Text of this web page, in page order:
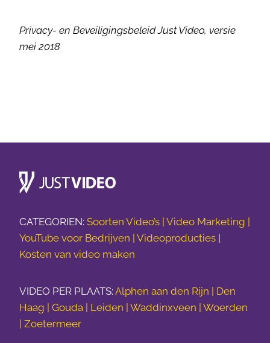
Privacy- en Beveiligingsbeleid Just Video, versie
mei 2018
CATEGORIEN: Soorten Video’s | Video Marketing |
YouTube voor Bedrijven | Videoproducties |
Kosten van video maken
VIDEO PER PLAATS: Alphen aan den Rijn | Den
Haag | Gouda | Leiden | Waddinxveen | Woerden
| Zoetermeer